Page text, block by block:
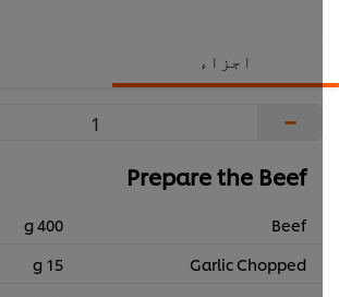
اجزاء
Prepare the Beef
Beef
400 g
Garlic Chopped
15 g